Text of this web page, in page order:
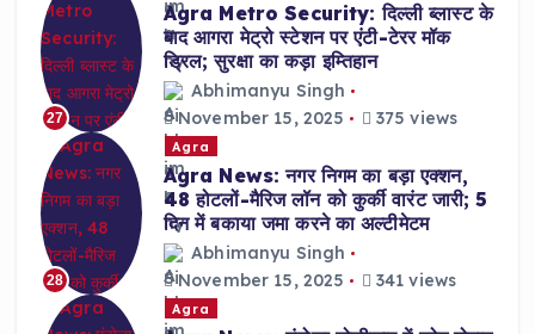
27
Agra Metro Security: दिल्ली ब्लास्ट के
बाद आगरा मेट्रो स्टेशन पर एंटी-टेरर मॉक
ड्रिल; सुरक्षा का कड़ा इम्तिहान
Abhimanyu Singh
November 15, 2025
375 views
28
Agra
Agra News: नगर निगम का बड़ा एक्शन,
48 होटलों-मैरिज लॉन को कुर्की वारंट जारी; 5
दिन में बकाया जमा करने का अल्टीमेटम
Abhimanyu Singh
November 15, 2025
341 views
Agra